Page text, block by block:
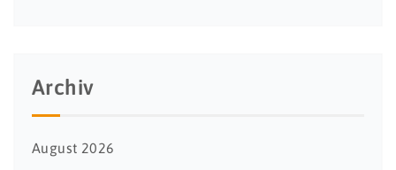
Archiv
August 2026